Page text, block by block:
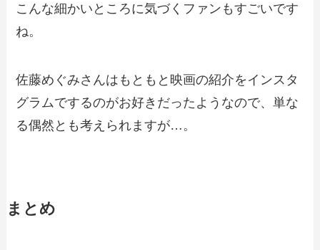
こんな細かいところに気づくファンもすごいです
ね。
佐藤めぐみさんはもともと映画の紹介をインスタ
グラムでするのがお好きだったようなので、単な
る偶然とも考えられますが…。
まとめ